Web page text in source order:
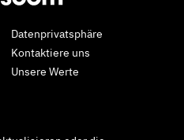
Datenprivatsphäre
Kontaktiere uns
Unsere Werte